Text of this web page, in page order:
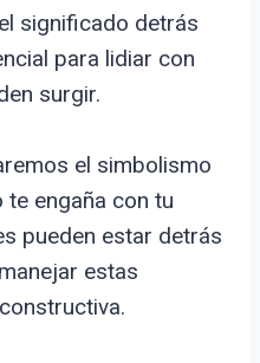
significado detrás
para lidiar con
surgir.
el simbolismo
engaña con tu
pueden estar detrás
estas